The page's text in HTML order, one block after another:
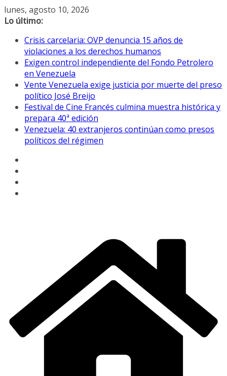
Saltar
al
lunes, agosto 10, 2026
Lo último:
Crisis carcelaria: OVP denuncia 15 años de
violaciones a los derechos humanos
Exigen control independiente del Fondo Petrolero
en Venezuela
Vente Venezuela exige justicia por muerte del preso
político José Breijo
Festival de Cine Francés culmina muestra histórica y
prepara 40ª edición
Venezuela: 40 extranjeros continúan como presos
políticos del régimen